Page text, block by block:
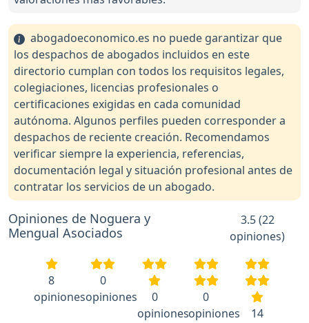
abogadoeconomico.es no puede garantizar que
los despachos de abogados incluidos en este
directorio cumplan con todos los requisitos legales,
colegiaciones, licencias profesionales o
certificaciones exigidas en cada comunidad
autónoma. Algunos perfiles pueden corresponder a
despachos de reciente creación. Recomendamos
verificar siempre la experiencia, referencias,
documentación legal y situación profesional antes de
contratar los servicios de un abogado.
Opiniones de Noguera y
Mengual Asociados
3.5 (22
opiniones)
8
opiniones
0
opiniones
0
opiniones
0
opiniones
14